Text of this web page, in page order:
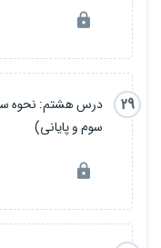
29
درس هشتم: نحوه
سوم و پایانی)